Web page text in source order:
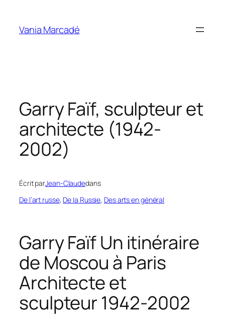
contenu
Vania Marcadé
Garry Faïf, sculpteur et
architecte (1942-
2002)
Écrit parJean-Claudedans
De l’art russe, De la Russie, Des arts en général
Garry Faïf Un itinéraire
de Moscou à Paris
Architecte et
sculpteur 1942-2002